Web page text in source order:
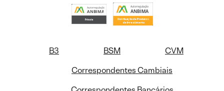
B3 BSM
CVM
Correspondentes Cambiais